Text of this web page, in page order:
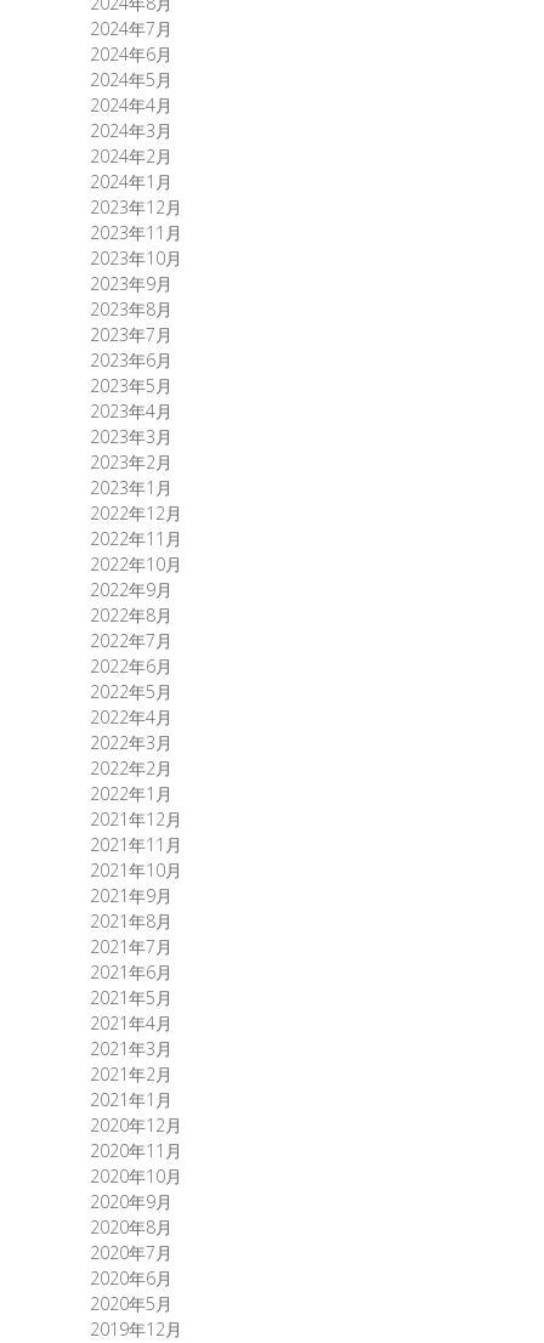
2024年7月
2024年6月
2024年5月
2024年4月
2024年3月
2024年2月
2024年1月
2023年12月
2023年11月
2023年10月
2023年9月
2023年8月
2023年7月
2023年6月
2023年5月
2023年4月
2023年3月
2023年2月
2023年1月
2022年12月
2022年11月
2022年10月
2022年9月
2022年8月
2022年7月
2022年6月
2022年5月
2022年4月
2022年3月
2022年2月
2022年1月
2021年12月
2021年11月
2021年10月
2021年9月
2021年8月
2021年7月
2021年6月
2021年5月
2021年4月
2021年3月
2021年2月
2021年1月
2020年12月
2020年11月
2020年10月
2020年9月
2020年8月
2020年7月
2020年6月
2020年5月
2019年12月